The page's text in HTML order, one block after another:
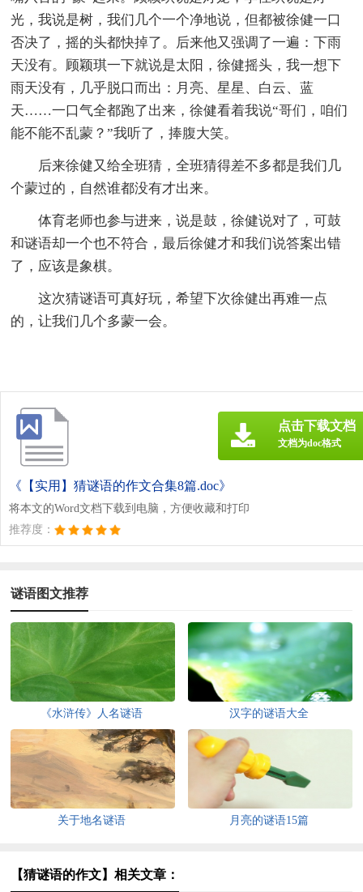
光，我说是树，我们几个一个净地说，但都被徐健一口
否决了，摇的头都快掉了。后来他又强调了一遍：下雨
天没有。顾颖琪一下就说是太阳，徐健摇头，我一想下
雨天没有，几乎脱口而出：月亮、星星、白云、蓝
天……一口气全都跑了出来，徐健看着我说“哥们，咱们
能不能不乱蒙？”我听了，捧腹大笑。
后来徐健又给全班猜，全班猜得差不多都是我们几
个蒙过的，自然谁都没有才出来。
体育老师也参与进来，说是鼓，徐健说对了，可鼓
和谜语却一个也不符合，最后徐健才和我们说答案出错
了，应该是象棋。
这次猜谜语可真好玩，希望下次徐健出再难一点
的，让我们几个多蒙一会。
《【实用】猜谜语的作文合集8篇.doc》
将本文的Word文档下载到电脑，方便收藏和打印
推荐度：
点击下载文档
文档为doc格式
谜语图文推荐
《水浒传》人名谜语 汉字的谜语大全
关于地名谜语 月亮的谜语15篇
【猜谜语的作文】相关文章：